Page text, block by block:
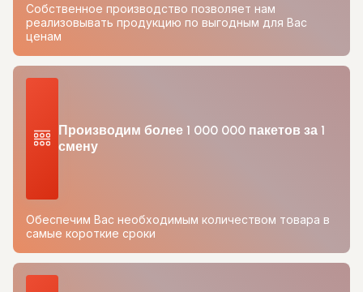
Собственное производство позволяет нам
реализовывать продукцию по выгодным для Вас
ценам
Производим более 1 000 000 пакетов за 1
смену
Обеспечим Вас необходимым количеством товара в
самые короткие сроки